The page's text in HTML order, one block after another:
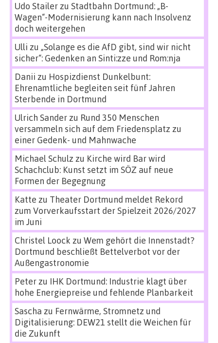
Udo Stailerzu Stadtbahn Dortmund: „B-
Wagen“-Modernisierung kann nach Insolvenz
doch weitergehen
Ulli zu „Solange es die AfD gibt, sind wir nicht
sicher“: Gedenken an Sinti:zze und Rom:nja
Danii zu Hospizdienst Dunkelbunt:
Ehrenamtliche begleiten seit fünf Jahren
Sterbende in Dortmund
Ulrich Sanderzu Rund 350 Menschen
versammeln sich auf dem Friedensplatz zu
einer Gedenk- und Mahnwache
Michael Schulz zu Kirche wird Bar wird
Schachclub: Kunst setzt im SÖZ auf neue
Formen der Begegnung
Katte zu Theater Dortmund meldet Rekord
zum Vorverkaufsstart der Spielzeit 2026/2027
im Juni
Christel Loock zu Wem gehört die Innenstadt?
Dortmund beschließt Bettelverbot vor der
Außengastronomie
Peterzu IHK Dortmund: Industrie klagt über
hohe Energiepreise und fehlende Planbarkeit
Sascha zu Fernwärme, Stromnetz und
Digitalisierung: DEW21 stellt die Weichen für
die Zukunft